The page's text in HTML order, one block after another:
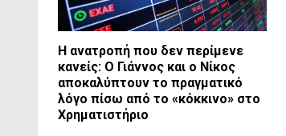
Η ανατροπή που δεν περίμενε
κανείς: Ο Γιάννος και ο Νίκος
αποκαλύπτουν το πραγματικό
λόγο πίσω από το «κόκκινο» στο
Χρηματιστήριο